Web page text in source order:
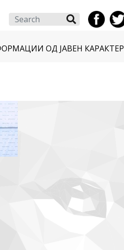
Search
ОД ЈАВЕН КАРАКТЕР